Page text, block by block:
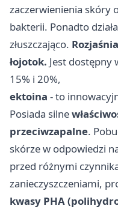
zaczerwienienia skóry
bakterii. Ponadto
złuszczająco.
łojotok. Jest dostępny
15% i 20%,
ektoina - to
Posiada silne
przeciwzapalne.
skórze w odpowiedzi
przed różnymi
zanieczyszczeniami,
kwasy PHA